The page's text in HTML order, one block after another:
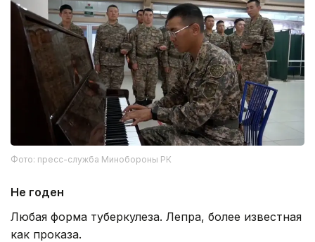
Фото: пресс-служба Минобороны РК
Не годен
Любая форма туберкулеза. Лепра, более известная
как проказа.